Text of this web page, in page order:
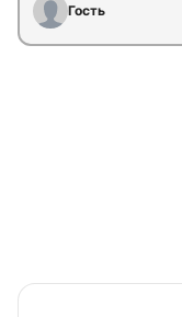
Гость